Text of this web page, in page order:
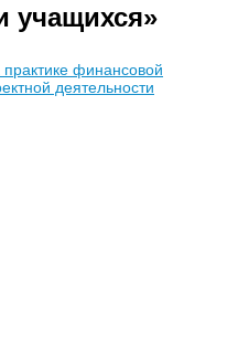
учащихся»
финансовой
деятельности